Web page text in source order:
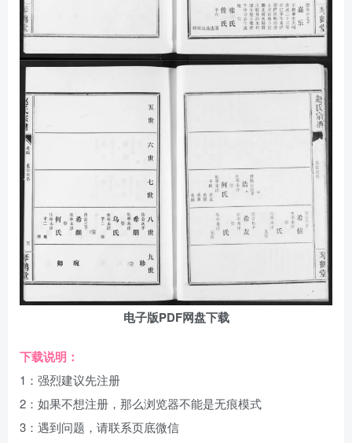
电子版PDF网盘下载
下载说明：
1：强烈建议先注册
2：如果不想注册，那么浏览器不能是无痕模式
3：遇到问题，请联系页底微信